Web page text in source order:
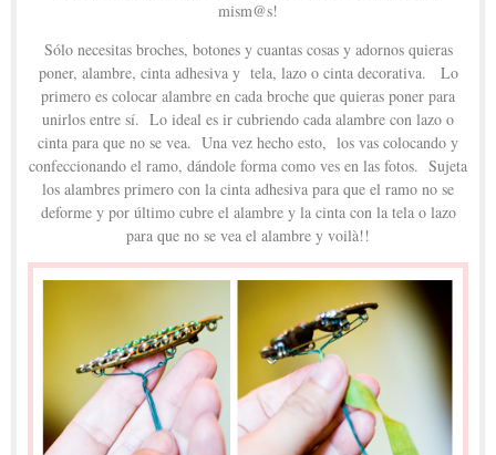
mism@s!
Sólo necesitas broches, botones y cuantas cosas y adornos quieras
poner, alambre, cinta adhesiva y tela, lazo o cinta decorativa. Lo
primero es colocar alambre en cada broche que quieras poner para
unirlos entre sí. Lo ideal es ir cubriendo cada alambre con lazo o
cinta para que no se vea. Una vez hecho esto, los vas colocando y
confeccionando el ramo, dándole forma como ves en las fotos. Sujeta
los alambres primero con la cinta adhesiva para que el ramo no se
deforme y por último cubre el alambre y la cinta con la tela o lazo
para que no se vea el alambre y voilà!!